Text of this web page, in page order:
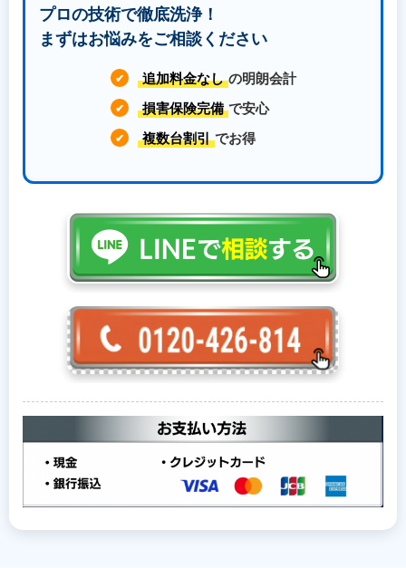
プロの技術で徹底洗浄！
まずはお悩みをご相談ください
✔ 追加料金なし の明朗会計
✔ 損害保険完備 で安心
✔ 複数台割引 でお得